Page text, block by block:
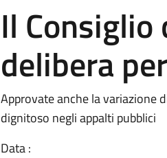
Il
delibera
Approvate anche la variazione
dignitoso negli appalti pubblici
Data :